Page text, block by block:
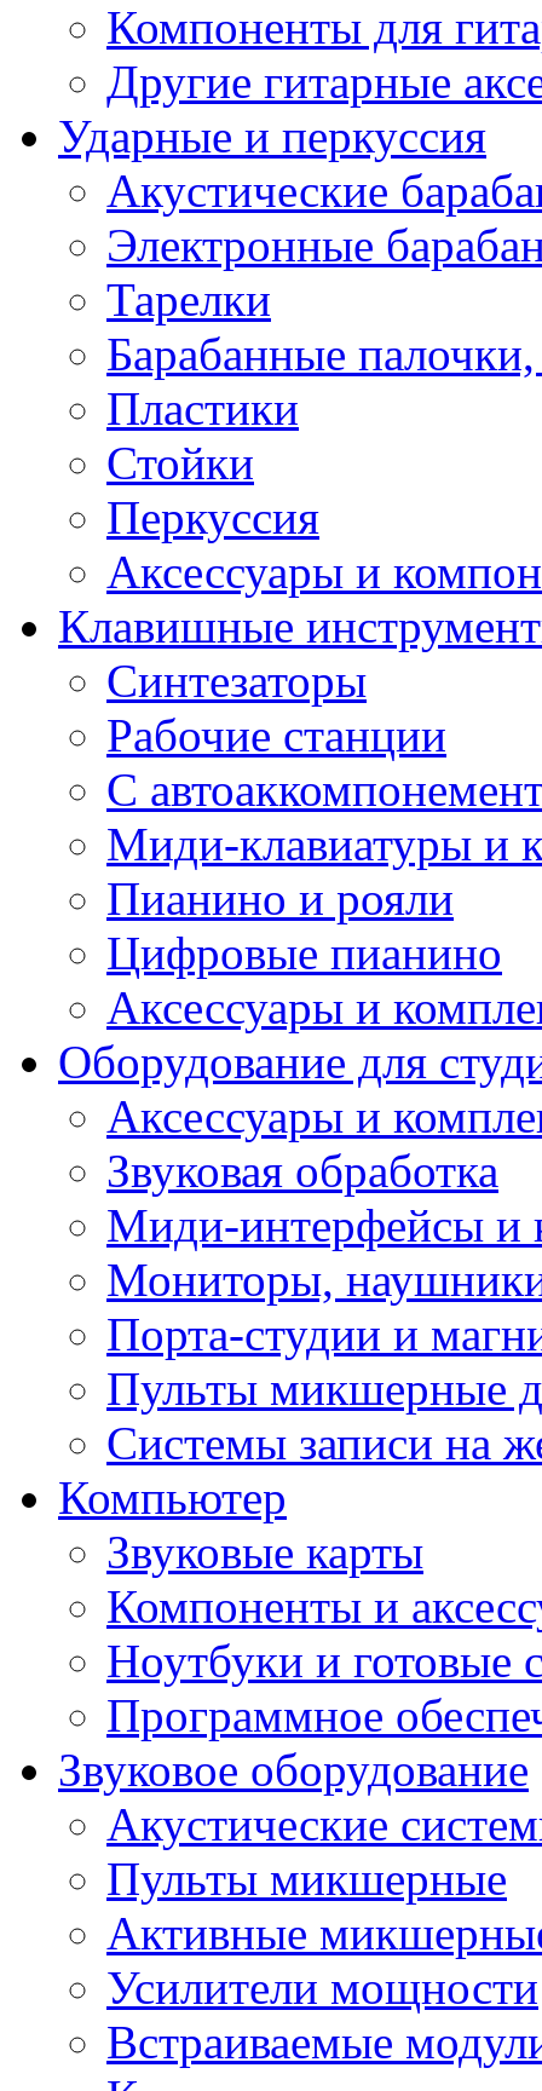
Компоненты для
Другие гитарные
Ударные и перкуссия
Акустические
Электронные
Тарелки
Барабанные
Пластики
Стойки
Перкуссия
Аксессуары и
Клавишные
Синтезаторы
Рабочие станции
С
Миди-клавиатуры и
Пианино и рояли
Цифровые пианино
Аксессуары и
Оборудование для
Аксессуары и
Звуковая обработка
Миди-интерфейсы и
Мониторы,
Порта-студии и
Пульты микшерные
Системы записи на
Компьютер
Звуковые карты
Компоненты и
Ноутбуки и готовые
Программное
Звуковое оборудование
Акустические
Пульты микшерные
Активные
Усилители мощности
Встраиваемые